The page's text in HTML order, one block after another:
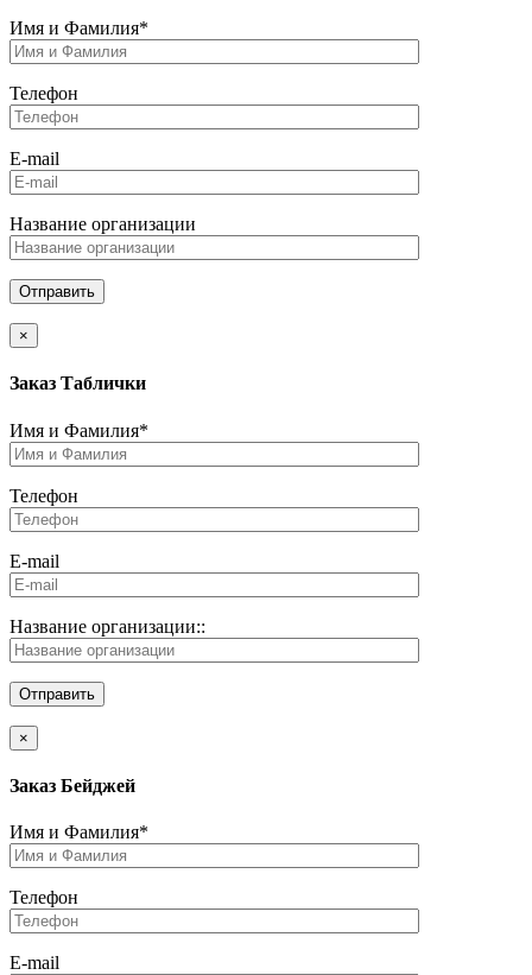
Имя и Фамилия*
Телефон
E-mail
Название организации
×
Заказ Таблички
Имя и Фамилия*
Телефон
E-mail
Название организации::
×
Заказ Бейджей
Имя и Фамилия*
Телефон
E-mail